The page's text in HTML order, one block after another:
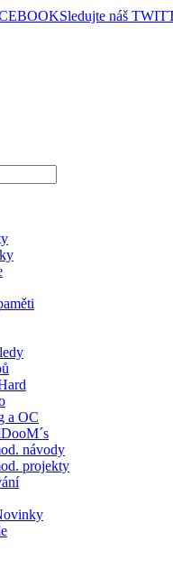
Sledujte náš
a OC
návody
projekty